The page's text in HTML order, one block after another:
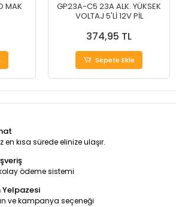
MAK
GP23A-C5 23A ALK. YÜKSEK
VOLTAJ 5'Lİ 12V PİL
374,95 TL
Sepete Ekle
en kısa sürede elinize ulaşır.
ödeme sistemi
Yelpazesi
ve kampanya seçeneği